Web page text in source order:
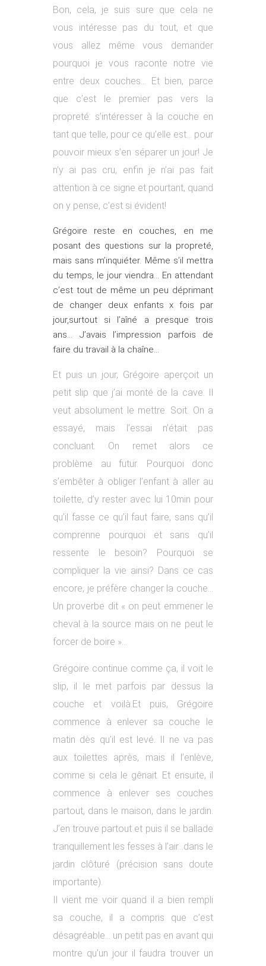
Bon, cela, je suis sure que cela ne
vous intéresse pas du tout, et que
vous allez même vous demander
pourquoi je vous raconte notre vie
entre deux couches… Et bien, parce
que c’est le premier pas vers la
propreté: s’intéresser à la couche en
tant que telle, pour ce qu’elle est… pour
pouvoir mieux s’en séparer un jour! Je
n’y ai pas cru, enfin je n’ai pas fait
attention à ce signe et pourtant, quand
on y pense, c’est si évident!
Grégoire reste en couches, en me
posant des questions sur la propreté,
mais sans m’inquiéter. Même s’il mettra
du temps, le jour viendra… En attendant
c’est tout de même un peu déprimant
de changer deux enfants x fois par
jour,surtout si l’aîné a presque trois
ans… J’avais l’impression parfois de
faire du travail à la chaîne…
Et puis un jour, Grégoire aperçoit un
petit slip que j’ai monté de la cave. Il
veut absolument le mettre. Soit. On a
essayé, mais l’essai n’était pas
concluant. On remet alors ce
problème au futur. Pourquoi donc
s’embêter à obliger l’enfant à aller au
toilette, d’y rester avec lui 10min pour
qu’il fasse ce qu’il faut faire, sans qu’il
comprenne pourquoi et sans qu’il
ressente le besoin? Pourquoi se
compliquer la vie ainsi? Dans ce cas
encore, je préfère changer la couche…
Un proverbe dit « on peut emmener le
cheval à la source mais on ne peut le
forcer de boire »…
Grégoire continue comme ça, il voit le
slip, il le met parfois par dessus la
couche et voilà.Et puis, Grégoire
commence à enlever sa couche le
matin dès qu’il est levé. Il ne va pas
aux toilettes après, mais il l’enlève,
comme si cela le gênait. Et ensuite, il
commence à enlever ses couches
partout, dans le maison, dans le jardin.
J’en trouve partout et puis il se ballade
tranquillement les fesses à l’air…dans le
jardin clôturé (précision sans doute
importante).
Il vient me voir quand il a bien rempli
sa couche, il a compris que c’est
désagréable… un petit pas en avant qui
montre qu’un jour il faudra trouver un